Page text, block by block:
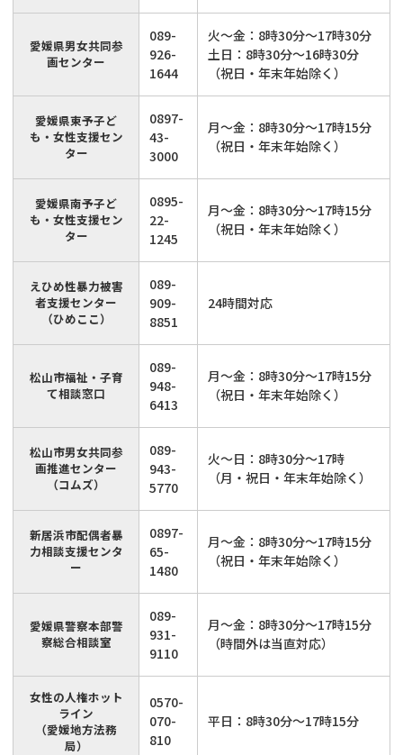
愛媛県男女共同参
画センター
089-
926-
1644
火～金：8時30分～17時30分
土日：8時30分～16時30分
（祝日・年末年始除く）
愛媛県東予子ど
も・女性支援セン
ター
0897-
43-
3000
月～金：8時30分～17時15分
（祝日・年末年始除く）
愛媛県南予子ど
も・女性支援セン
ター
0895-
22-
1245
月～金：8時30分～17時15分
（祝日・年末年始除く）
えひめ性暴力被害
者支援センター
（ひめここ）
089-
909-
8851
24時間対応
松山市福祉・子育
て相談窓口
089-
948-
6413
月～金：8時30分～17時15分
（祝日・年末年始除く）
松山市男女共同参
画推進センター
（コムズ）
089-
943-
5770
火～日：8時30分～17時
（月・祝日・年末年始除く）
新居浜市配偶者暴
力相談支援センタ
ー
0897-
65-
1480
月～金：8時30分～17時15分
（祝日・年末年始除く）
愛媛県警察本部警
察総合相談室
089-
931-
9110
月～金：8時30分～17時15分
（時間外は当直対応）
女性の人権ホット
ライン
（愛媛地方法務
局）
0570-
070-
810
平日：8時30分～17時15分